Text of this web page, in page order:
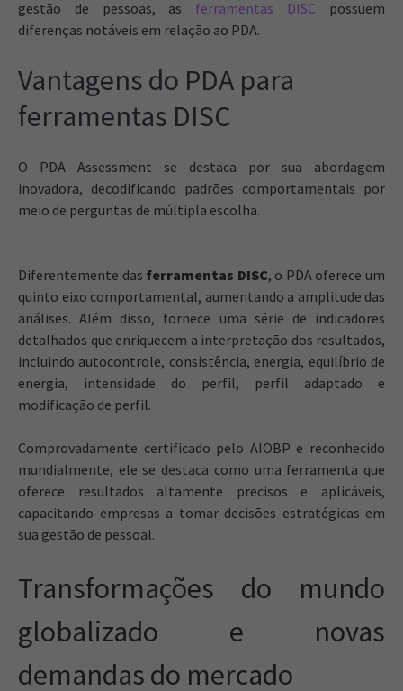
gestão de pessoas, as ferramentas DISC possuem
diferenças notáveis em relação ao PDA.
Vantagens do PDA para
ferramentas DISC
O PDA Assessment se destaca por sua abordagem
inovadora, decodificando padrões comportamentais por
meio de perguntas de múltipla escolha.
Diferentemente das ferramentas DISC, o PDA oferece um
quinto eixo comportamental, aumentando a amplitude das
análises. Além disso, fornece uma série de indicadores
detalhados que enriquecem a interpretação dos resultados,
incluindo autocontrole, consistência, energia, equilíbrio de
energia, intensidade do perfil, perfil adaptado e
modificação de perfil.
Comprovadamente certificado pelo AIOBP e reconhecido
mundialmente, ele se destaca como uma ferramenta que
oferece resultados altamente precisos e aplicáveis,
capacitando empresas a tomar decisões estratégicas em
sua gestão de pessoal.
Transformações do mundo
globalizado e novas
demandas do mercado